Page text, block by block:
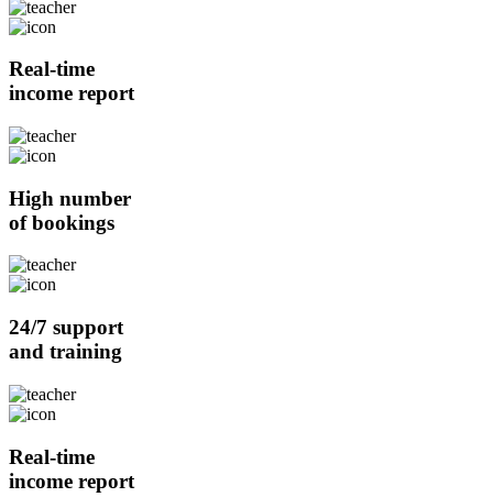
Real-time
income report
High number
of bookings
24/7 support
and training
Real-time
income report